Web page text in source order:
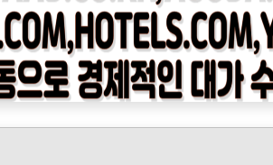
나
우
ㅣ
인